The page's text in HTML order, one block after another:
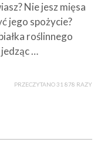
Nie jesz mięsa
jego spożycie?
roślinnego
…
PRZECZYTANO 31 878 RAZY